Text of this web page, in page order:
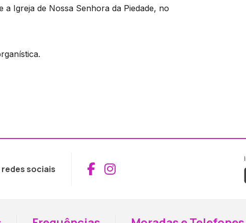
Igreja de Nossa Senhora da Piedade, no
sociais Aceder ao Facebook da
Aceder ao Instagram